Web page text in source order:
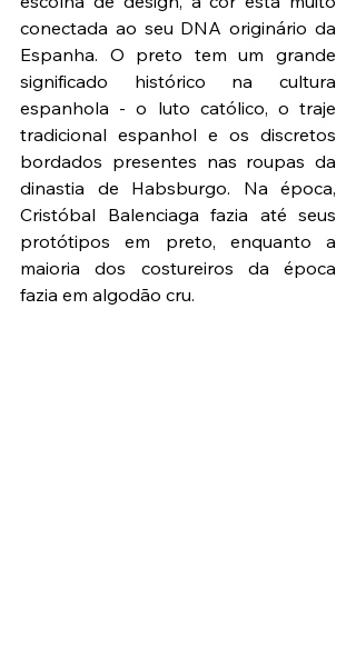
conectada ao seu DNA originário da
Espanha. O preto tem um grande
significado histórico na cultura
espanhola - o luto católico, o traje
tradicional espanhol e os discretos
bordados presentes nas roupas da
dinastia de Habsburgo. Na época,
Cristóbal Balenciaga fazia até seus
protótipos em preto, enquanto a
maioria dos costureiros da época
fazia em algodão cru.